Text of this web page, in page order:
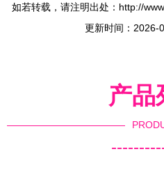
如若转载，请注明出处：http://
更新时间：2026-
产品